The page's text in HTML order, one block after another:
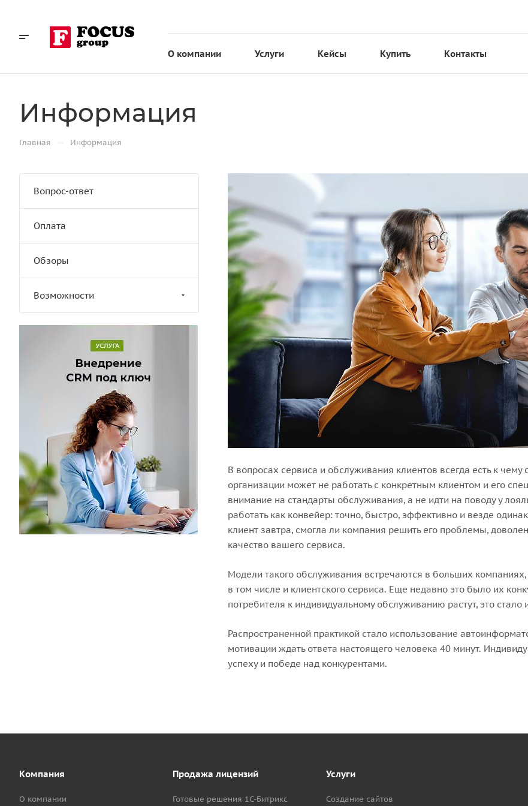
О компании Услуги Кейсы Купить Контакты
Информация
Главная — Информация
В вопросах сервиса и обслуживания клиентов всегда есть к
организации может не работать с конкретным клиентом и его
внимание на стандарты обслуживания, а не идти на поводу у
работать как конвейер: точно, быстро, эффективно и везде
клиент завтра, смогла ли компания решить его проблемы,
качество вашего сервиса.
Модели такого обслуживания встречаются в больших
в том числе и клиентского сервиса. Еще недавно это было их
потребителя к индивидуальному обслуживанию растут, это
Распространенной практикой стало использование
мотивации ждать ответа настоящего человека 40 минут.
успеху и победе над конкурентами.
Вопрос-ответ
Оплата
Обзоры
Возможности
Компания
О компании
Продажа лицензий
Готовые решения 1С-Битрикс
Услуги
Создание сайтов